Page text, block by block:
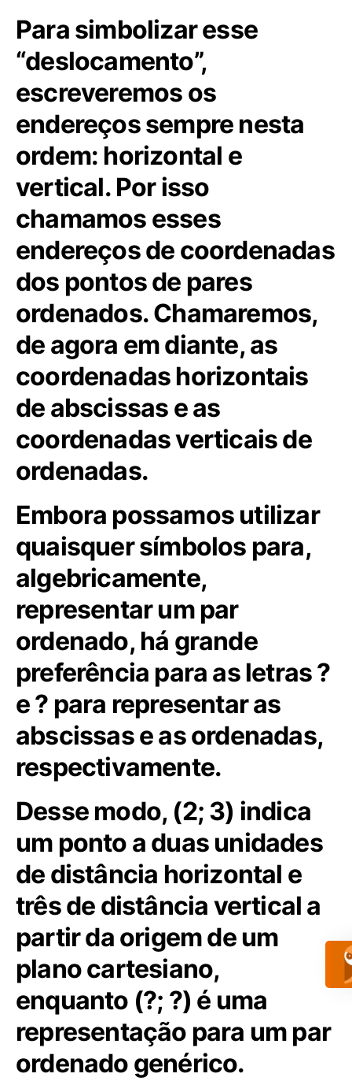
Para simbolizar esse
“deslocamento”,
escreveremos os
endereços sempre nesta
ordem: horizontal e
vertical. Por isso
chamamos esses
endereços de coordenadas
dos pontos de pares
ordenados. Chamaremos,
de agora em diante, as
coordenadas horizontais
de abscissas e as
coordenadas verticais de
ordenadas.
Embora possamos utilizar
quaisquer símbolos para,
algebricamente,
representar um par
ordenado, há grande
preferência para as letras ?
e ? para representar as
abscissas e as ordenadas,
respectivamente.
Desse modo, (2; 3) indica
um ponto a duas unidades
de distância horizontal e
três de distância vertical a
partir da origem de um
plano cartesiano,
enquanto (?; ?) é uma
representação para um par
ordenado genérico.